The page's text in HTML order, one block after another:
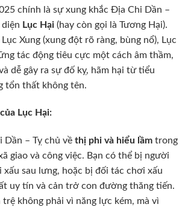
chính là sự xung khắc Địa Chi Dần –
Lục Hại (hay còn gọi là Tương Hại).
Xung (xung đột rõ ràng, bùng nổ), Lục
tác động tiêu cực một cách âm thầm,
dễ gây ra sự đố kỵ, hãm hại từ tiểu
tổn thất không tên.
Lục Hại:
Dần – Tỵ chủ về thị phi và hiểu lầm trong
giao và công việc. Bạn có thể bị người
xấu sau lưng, hoặc bị đối tác chơi xấu
uy tín và cản trở con đường thăng tiến.
không phải vì năng lực kém, mà vì